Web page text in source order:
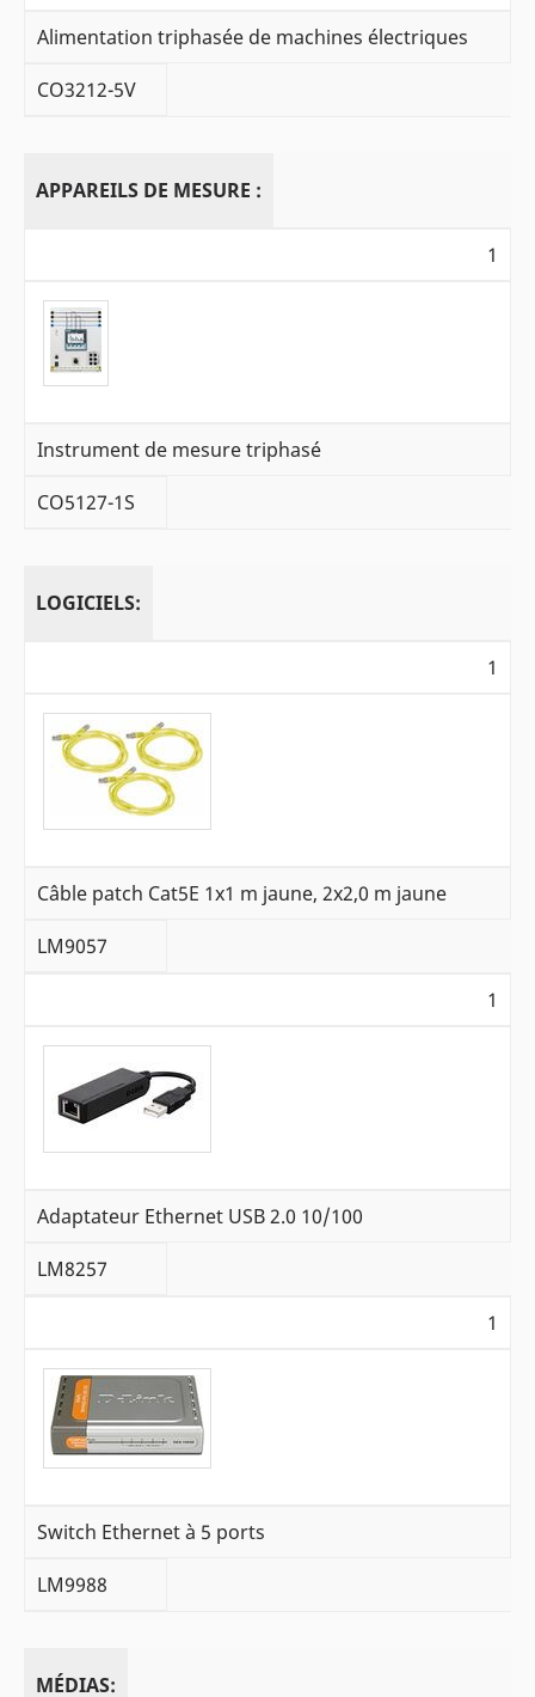
Alimentation triphasée de machines électriques
CO3212-5V
APPAREILS DE MESURE :
1
Instrument de mesure triphasé
CO5127-1S
LOGICIELS:
1
Câble patch Cat5E 1x1 m jaune, 2x2,0 m jaune
LM9057
1
Adaptateur Ethernet USB 2.0 10/100
LM8257
1
Switch Ethernet à 5 ports
LM9988
MÉDIAS: